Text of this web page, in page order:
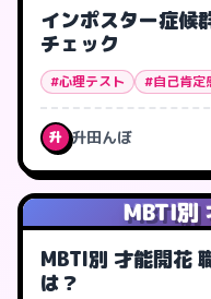
インポスター症候
チェック
#心理テスト #自己肯定
升 升田んぼ
MBTI別
MBTI別 才能開花
は？